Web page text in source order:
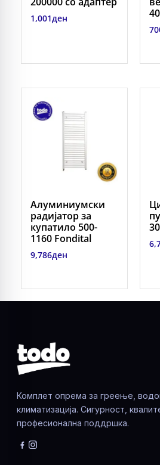
1,001ден
Алуминиумски
радијатор за
купатило 500-
1160 Fondital
9,786ден
Комплет опрема за греење,
климатизација. Сигурност,
професионална поддршка.